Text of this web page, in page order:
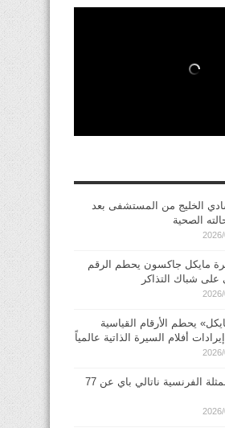
الخليج من المستشفى بعد
الصحية
مايكل جاكسون يحطم الرقم
على شباك التذاكر
يحطم الأرقام القياسية
أفلام السيرة الذاتية عالمياً
وفاة الممثلة الفرنسية ناتالي باي عن 77